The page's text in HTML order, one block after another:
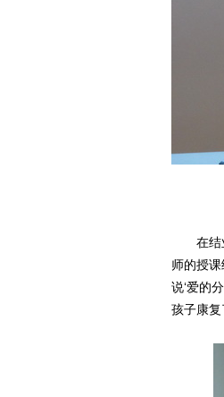
在结业
师的授
说‘爱的
孩子康